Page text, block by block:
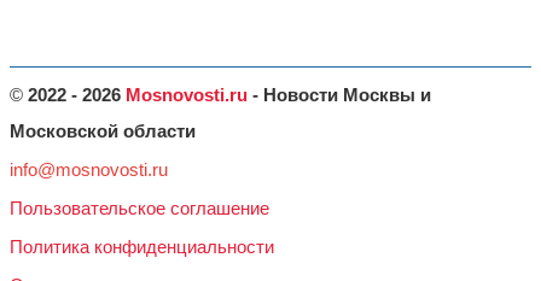
© 2022 - 2026 Mosnovosti.ru - Новости Москвы и
Московской области
info@mosnovosti.ru
Пользовательское соглашение
Политика конфиденциальности